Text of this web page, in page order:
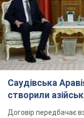
Саудівська
створили
Договір передбачає